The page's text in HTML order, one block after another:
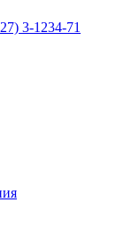
3-1234-71